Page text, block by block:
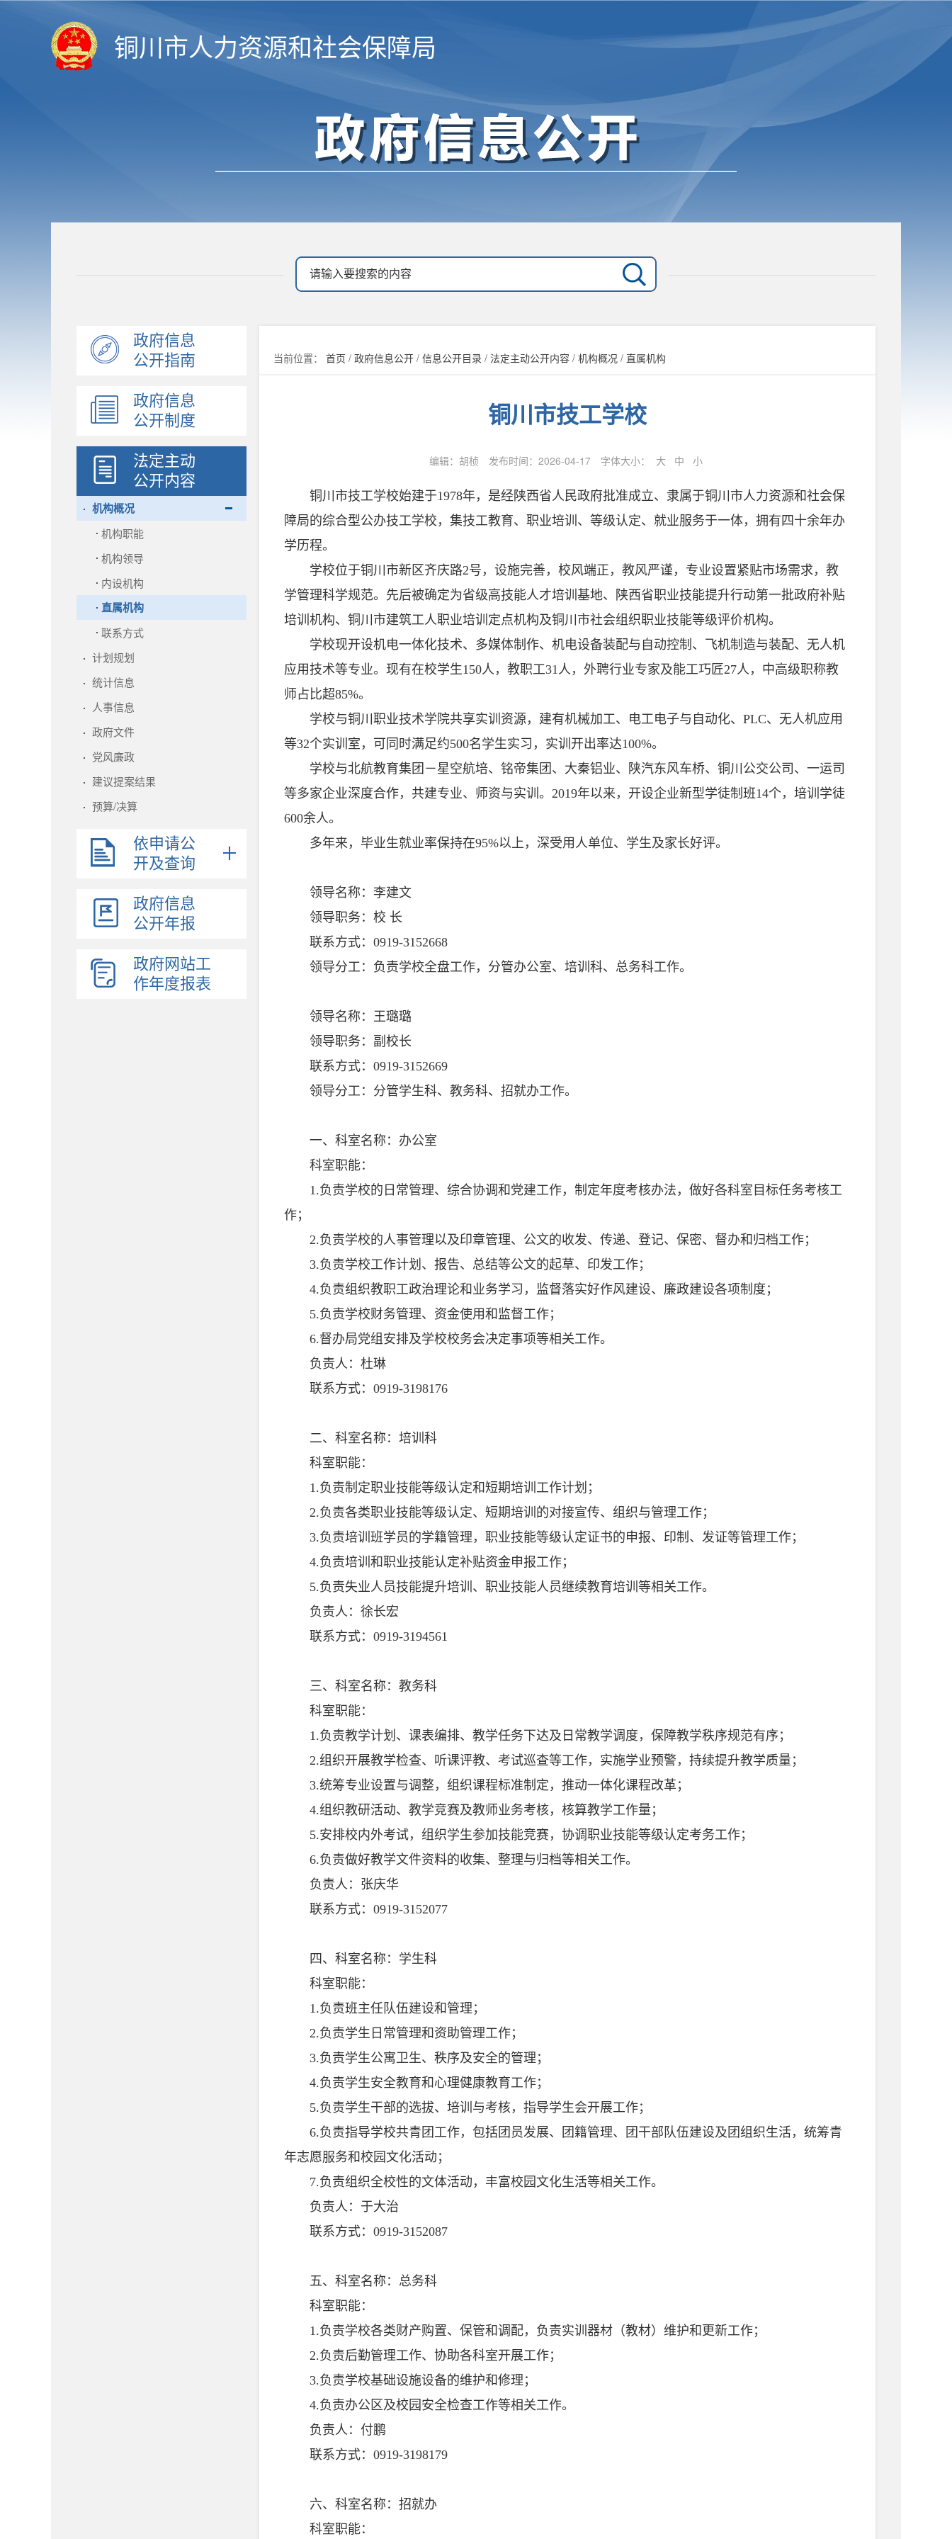
铜川市人力资源和社会保障局
政府信息
公开指南
政府信息
公开制度
法定主动
公开内容
机构概况
机构职能
机构领导
内设机构
直属机构
联系方式
计划规划
统计信息
人事信息
政府文件
党风廉政
建议提案结果
预算/决算
依申请公
开及查询
政府信息
公开年报
政府网站工
作年度报表
当前位置： 首页 / 政府信息公开 / 信息公开目录 / 法定主动公开内容 / 机构概况 / 直属机构
铜川市技工学校
编辑：胡桢 发布时间： 2026-04-17 字体大小： 大 中 小
铜川市技工学校始建于1978年，是经陕西省人民政府批准成立、隶属于铜川市人力资源和社会保
障局的综合型公办技工学校，集技工教育、职业培训、等级认定、就业服务于一体，拥有四十余年办
学历程。
学校位于铜川市新区齐庆路2号，设施完善，校风端正，教风严谨，专业设置紧贴市场需求，教
学管理科学规范。先后被确定为省级高技能人才培训基地、陕西省职业技能提升行动第一批政府补贴
培训机构、铜川市建筑工人职业培训定点机构及铜川市社会组织职业技能等级评价机构。
学校现开设机电一体化技术、多媒体制作、机电设备装配与自动控制、飞机制造与装配、无人机
应用技术等专业。现有在校学生150人，教职工31人，外聘行业专家及能工巧匠27人，中高级职称教
师占比超85%。
学校与铜川职业技术学院共享实训资源，建有机械加工、电工电子与自动化、PLC、无人机应用
等32个实训室，可同时满足约500名学生实习，实训开出率达100%。
学校与北航教育集团－星空航培、铭帝集团、大秦铝业、陕汽东风车桥、铜川公交公司、一运司
等多家企业深度合作，共建专业、师资与实训。2019年以来，开设企业新型学徒制班14个，培训学徒
600余人。
多年来，毕业生就业率保持在95%以上，深受用人单位、学生及家长好评。
领导名称：李建文
领导职务：校 长
联系方式：0919-3152668
领导分工：负责学校全盘工作，分管办公室、培训科、总务科工作。
领导名称：王璐璐
领导职务：副校长
联系方式：0919-3152669
领导分工：分管学生科、教务科、招就办工作。
一、科室名称：办公室
科室职能：
1.负责学校的日常管理、综合协调和党建工作，制定年度考核办法，做好各科室目标任务考核工
作；
2.负责学校的人事管理以及印章管理、公文的收发、传递、登记、保密、督办和归档工作；
3.负责学校工作计划、报告、总结等公文的起草、印发工作；
4.负责组织教职工政治理论和业务学习，监督落实好作风建设、廉政建设各项制度；
5.负责学校财务管理、资金使用和监督工作；
6.督办局党组安排及学校校务会决定事项等相关工作。
负责人：杜琳
联系方式：0919-3198176
二、科室名称：培训科
科室职能：
1.负责制定职业技能等级认定和短期培训工作计划；
2.负责各类职业技能等级认定、短期培训的对接宣传、组织与管理工作；
3.负责培训班学员的学籍管理，职业技能等级认定证书的申报、印制、发证等管理工作；
4.负责培训和职业技能认定补贴资金申报工作；
5.负责失业人员技能提升培训、职业技能人员继续教育培训等相关工作。
负责人：徐长宏
联系方式：0919-3194561
三、科室名称：教务科
科室职能：
1.负责教学计划、课表编排、教学任务下达及日常教学调度，保障教学秩序规范有序；
2.组织开展教学检查、听课评教、考试巡查等工作，实施学业预警，持续提升教学质量；
3.统筹专业设置与调整，组织课程标准制定，推动一体化课程改革；
4.组织教研活动、教学竞赛及教师业务考核，核算教学工作量；
5.安排校内外考试，组织学生参加技能竞赛，协调职业技能等级认定考务工作；
6.负责做好教学文件资料的收集、整理与归档等相关工作。
负责人：张庆华
联系方式：0919-3152077
四、科室名称：学生科
科室职能：
1.负责班主任队伍建设和管理；
2.负责学生日常管理和资助管理工作；
3.负责学生公寓卫生、秩序及安全的管理；
4.负责学生安全教育和心理健康教育工作；
5.负责学生干部的选拔、培训与考核，指导学生会开展工作；
6.负责指导学校共青团工作，包括团员发展、团籍管理、团干部队伍建设及团组织生活，统筹青
年志愿服务和校园文化活动；
7.负责组织全校性的文体活动，丰富校园文化生活等相关工作。
负责人：于大治
联系方式：0919-3152087
五、科室名称：总务科
科室职能：
1.负责学校各类财产购置、保管和调配，负责实训器材（教材）维护和更新工作；
2.负责后勤管理工作、协助各科室开展工作；
3.负责学校基础设施设备的维护和修理；
4.负责办公区及校园安全检查工作等相关工作。
负责人：付鹏
联系方式：0919-3198179
六、科室名称：招就办
科室职能：